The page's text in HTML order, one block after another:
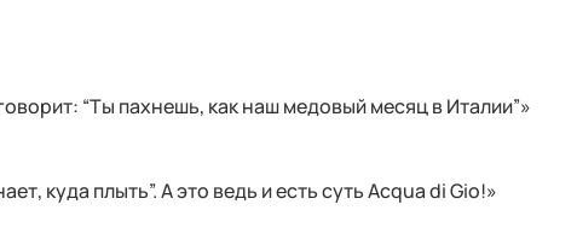
“Ты пахнешь, как наш медовый месяц в Италии”»
куда плыть”. А это ведь и есть суть Acqua di Gio!»